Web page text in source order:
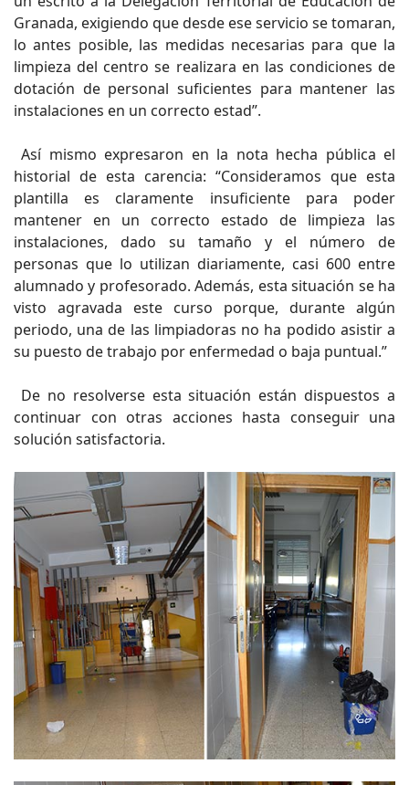
Granada, exigiendo que desde ese servicio se tomaran,
lo antes posible, las medidas necesarias para que la
limpieza del centro se realizara en las condiciones de
dotación de personal suficientes para mantener las
instalaciones en un correcto estad”.
Así mismo expresaron en la nota hecha pública el
historial de esta carencia: “Consideramos que esta
plantilla es claramente insuficiente para poder
mantener en un correcto estado de limpieza las
instalaciones, dado su tamaño y el número de
personas que lo utilizan diariamente, casi 600 entre
alumnado y profesorado. Además, esta situación se ha
visto agravada este curso porque, durante algún
periodo, una de las limpiadoras no ha podido asistir a
su puesto de trabajo por enfermedad o baja puntual.”
De no resolverse esta situación están dispuestos a
continuar con otras acciones hasta conseguir una
solución satisfactoria.